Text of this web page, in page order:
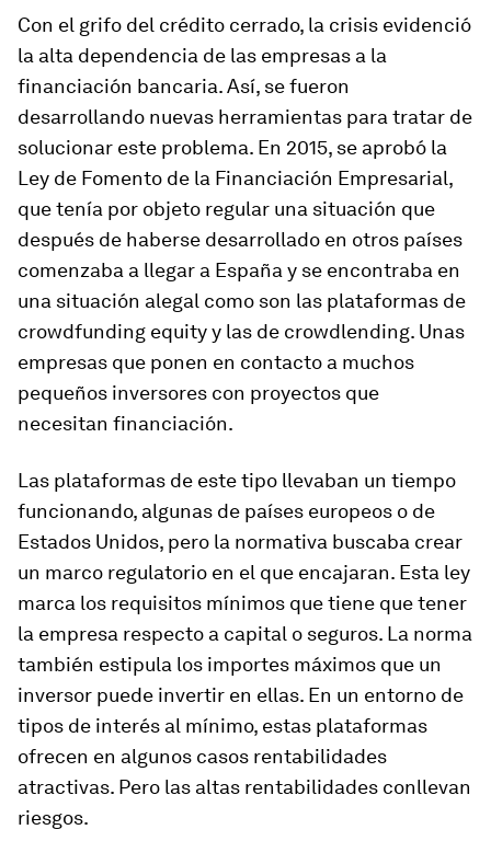
Con el grifo del crédito cerrado, la crisis evidenció
la alta dependencia de las empresas a la
financiación bancaria. Así, se fueron
desarrollando nuevas herramientas para tratar de
solucionar este problema. En 2015, se aprobó la
Ley de Fomento de la Financiación Empresarial,
que tenía por objeto regular una situación que
después de haberse desarrollado en otros países
comenzaba a llegar a España y se encontraba en
una situación alegal como son las plataformas de
crowdfunding equityy las de crowdlending. Unas
empresas que ponen en contacto a muchos
pequeños inversores con proyectos que
necesitan financiación.
Las plataformas de este tipo llevaban un tiempo
funcionando, algunas de países europeos o de
Estados Unidos, pero la normativa buscaba crear
un marco regulatorio en el que encajaran. Esta ley
marca los requisitos mínimos que tiene que tener
la empresa respecto a capital o seguros. La norma
también estipula los importes máximos que un
inversor puede invertir en ellas. En un entorno de
tipos de interés al mínimo, estas plataformas
ofrecen en algunos casos rentabilidades
atractivas. Pero las altas rentabilidades conllevan
riesgos.